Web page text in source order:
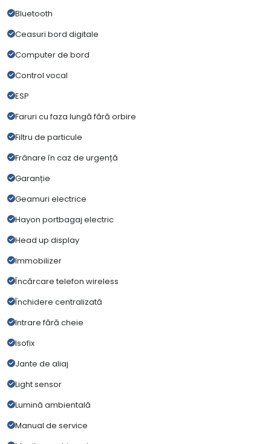
Bluetooth
Ceasuri bord digitale
Computer de bord
Control vocal
ESP
Faruri cu faza lungă fără orbire
Filtru de particule
Frânare în caz de urgență
Garanție
Geamuri electrice
Hayon portbagaj electric
Head up display
Immobilizer
Încărcare telefon wireless
Închidere centralizată
Intrare fără cheie
Isofix
Jante de aliaj
Light sensor
Lumină ambientală
Manual de service